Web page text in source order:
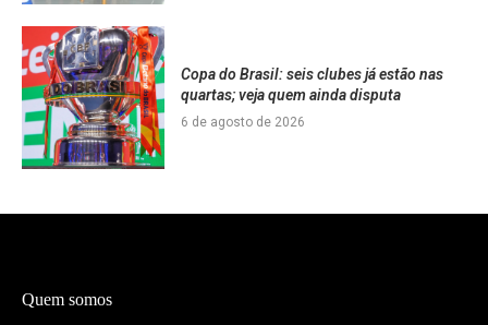
Copa do Brasil: seis clubes já estão nas
quartas; veja quem ainda disputa
6 de agosto de 2026
Quem somos